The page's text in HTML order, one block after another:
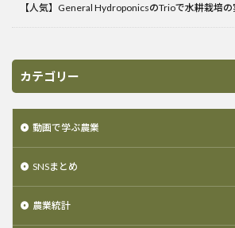
【人気】General HydroponicsのTrioで水耕栽培の
カテゴリー
動画で学ぶ農業
SNSまとめ
農業統計